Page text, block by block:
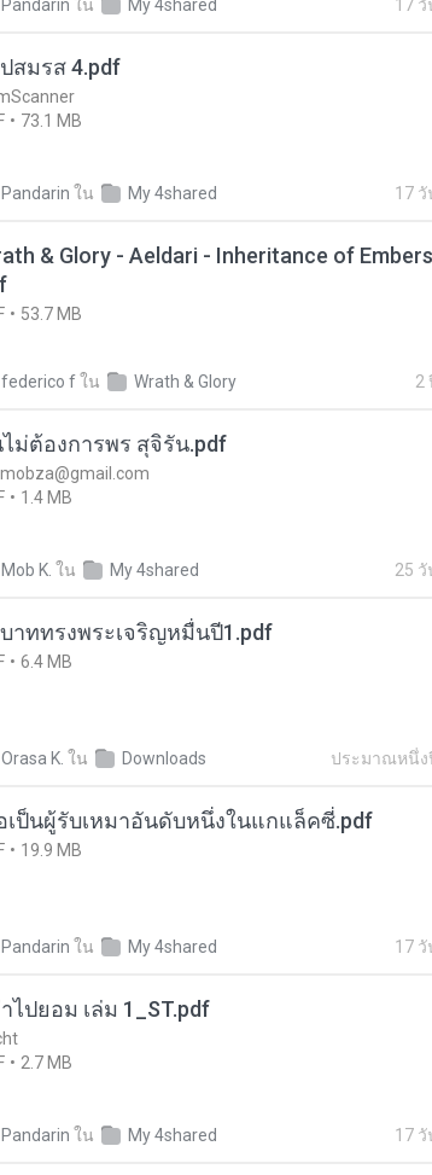
Pandarin ใน My 4shared 17
สมรส 4.pdf
73.1 MB
Pandarin ใน My 4shared 17
& Glory - Aeldari - Inheritance of
53.7 MB
federico fใน Wrath & Glory 2
ม่ต้องการพร สุจิรัน.pdf
1.4 MB
Mob K. ใน My 4shared 25
าททรงพระเจริญหมื่นปี1.pdf
6.4 MB
Orasa K. ใน Downloads ประมาณหนึ่ง
เป็นผู้รับเหมาอันดับหนึ่งในแกแล็คซี่.pdf
19.9 MB
Pandarin ใน My 4shared 17
ไปยอม เล่ม 1_ST.pdf
2.7 MB
Pandarin ใน My 4shared 17